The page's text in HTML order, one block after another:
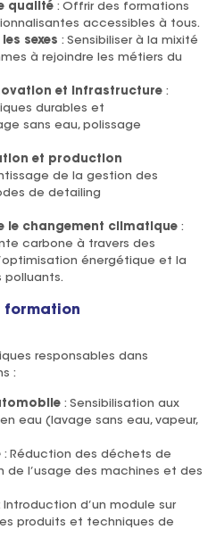
qualité : Offrir des formations
accessibles à tous.
sexes : Sensibiliser à la mixité
à rejoindre les métiers du
et infrastructure :
durables et
sans eau, polissage
et production
de la gestion des
de detailing
le changement climatique :
carbone à travers des
énergétique et la
polluants.
formation
responsables dans
:
: Sensibilisation aux
eau (lavage sans eau, vapeur,
: Réduction des déchets de
de l’usage des machines et des
Introduction d’un module sur
produits et techniques de